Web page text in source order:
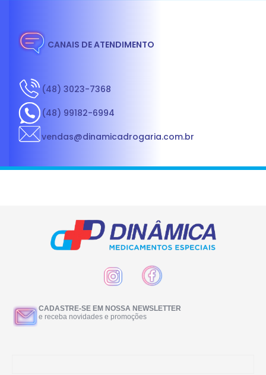
CANAIS DE ATENDIMENTO
(48) 3023-7368
(48) 99182-6994
vendas@dinamicadrogaria.com.br
CADASTRE-SE EM NOSSA NEWSLETTER
e receba novidades e promoções